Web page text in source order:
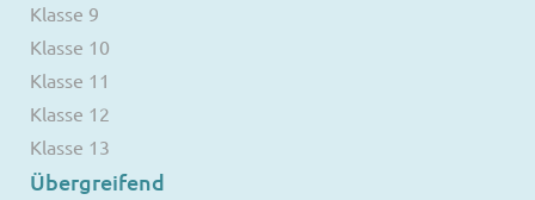
Klasse 9
Klasse 10
Klasse 11
Klasse 12
Klasse 13
Übergreifend